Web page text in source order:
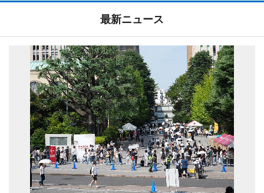
最新ニュース